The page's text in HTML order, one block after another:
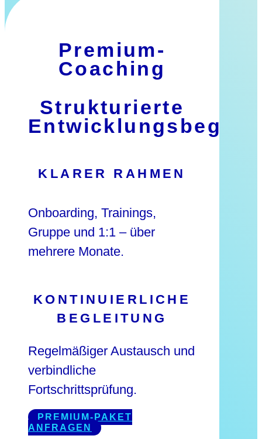
Premium-
Coaching
Strukturierte
KLARER RAHMEN
Onboarding, Trainings,
Gruppe und 1:1 – über
mehrere Monate.
KONTINUIERLICHE
BEGLEITUNG
Regelmäßiger Austausch und
verbindliche
Fortschrittsprüfung.
PREMIUM-PAKET
ANFRAGEN